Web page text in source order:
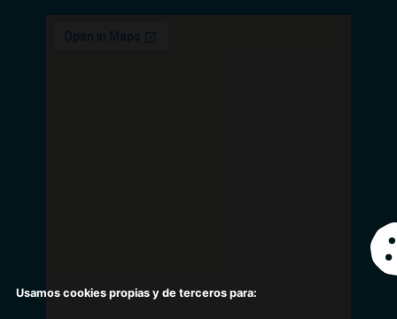
Usamos cookies propias y de terceros para: